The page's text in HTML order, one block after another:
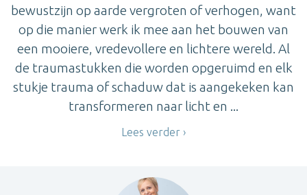
bewustzijn op aarde vergroten of verhogen, want
op die manier werk ik mee aan het bouwen van
een mooiere, vredevollere en lichtere wereld. Al
de traumastukken die worden opgeruimd en elk
stukje trauma of schaduw dat is aangekeken kan
transformeren naar licht en ...
Lees verder